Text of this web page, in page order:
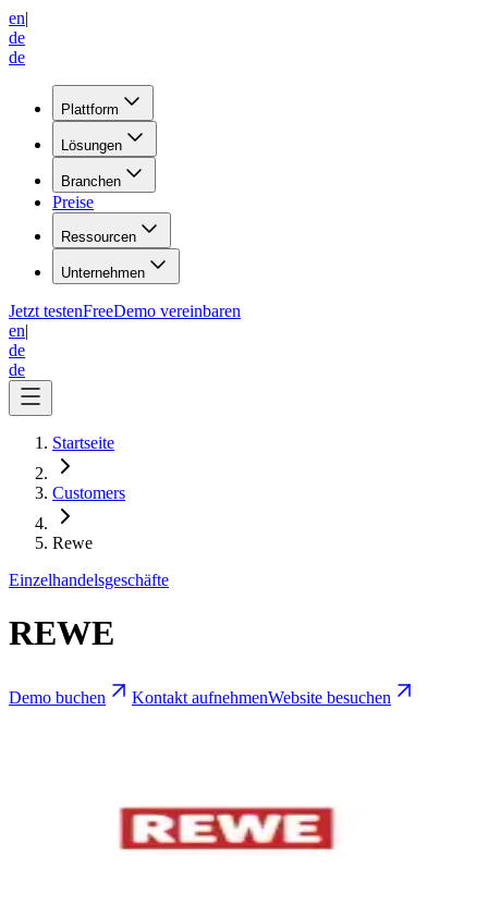
en|
de
de
Plattform
Lösungen
Branchen
Preise
Ressourcen
Unternehmen
Jetzt testenFreeDemo vereinbaren
en|
de
de
Startseite
Customers
Rewe
Einzelhandelsgeschäfte
REWE
Demo buchen Kontakt aufnehmenWebsite besuchen